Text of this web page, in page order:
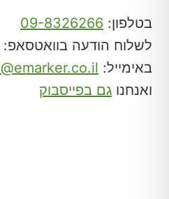
בטלפון: 09-8326266
לשלוח הודעה בוואטסאפ:
באימייל:
ואנחנו גם בפייסבוק